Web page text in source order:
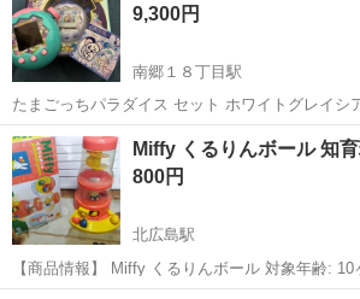
ありませんが、 ...9,300円
南郷１８丁目駅
たまごっちパラダイス セット ホワイトグレイシ
品の場合はグレイシア5800円、フォレスト3500
ん。 発売日に購入致しましたが急遽住んでいたところの取り壊しが決
まったので引越しの...
北海道 札幌市 南郷１８丁目駅 おもち
Miffy くるりんボール 知
800円
北広島駅
【商品情報】 Miffy くるりんボール 対象年齢:
すが、説明書等はありません。 商品写真に写っ